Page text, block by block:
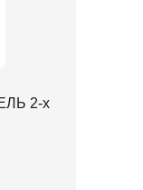
2-х